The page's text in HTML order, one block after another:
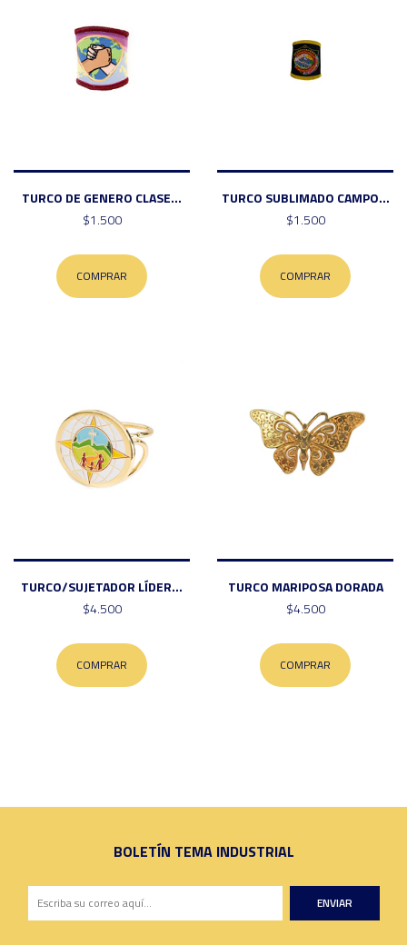
TURCO DE GENERO CLASE...
$1.500
COMPRAR
TURCO SUBLIMADO CAMPO...
$1.500
COMPRAR
TURCO/SUJETADOR LÍDER...
$4.500
COMPRAR
TURCO MARIPOSA DORADA
$4.500
COMPRAR
BOLETÍN TEMA INDUSTRIAL
ENVIAR